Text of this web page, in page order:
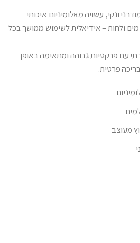
ונקי, עשויה מאלומיניום איכותי
ולחות – אידיאלית לשימוש ממושך בכל
עם פרקטיות גבוהה ומתאימה באופן
פרטית.
מעוצב